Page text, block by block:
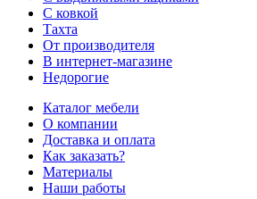
С ковкой
Тахта
От производителя
В интернет-магазине
Недорогие
Каталог мебели
О компании
Доставка и оплата
Как заказать?
Материалы
Наши работы